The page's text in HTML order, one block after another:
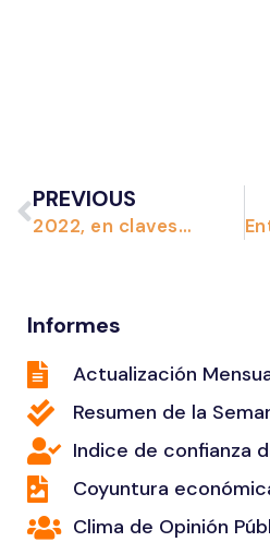
PREVIOUS
2022, en claves…
Informes
Actualización
Resumen de la
Indice de confianza
Coyuntura
Clima de Opinión